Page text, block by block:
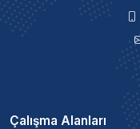
Çalışma Alanları